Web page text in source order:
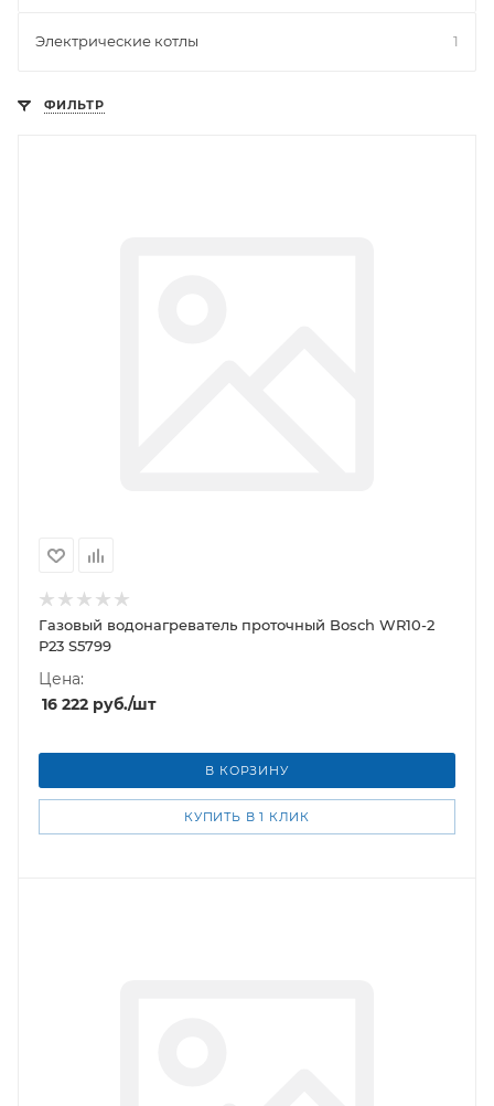
Электрические котлы 1
ФИЛЬТР
Газовый водонагреватель проточный Bosch WR10-2
P23 S5799
Цена:
16 222 руб./шт
В КОРЗИНУ
КУПИТЬ В 1 КЛИК